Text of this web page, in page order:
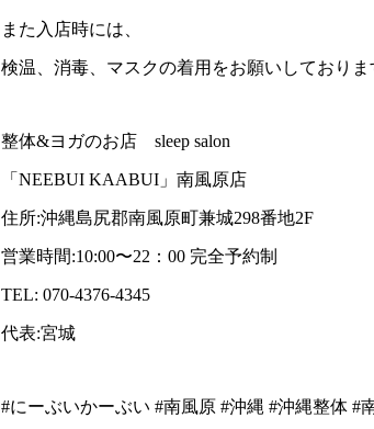
また入店時には、
検温、消毒、マスクの着用をお願いしておりま
整体&ヨガのお店 sleep salon
「NEEBUI KAABUI」南風原店
住所:沖縄島尻郡南風原町兼城298番地2F
営業時間:10:00〜22：00 完全予約制
TEL: 070-4376-4345
代表:宮城
#にーぶいかーぶい #南風原 #沖縄 #沖縄整体 #